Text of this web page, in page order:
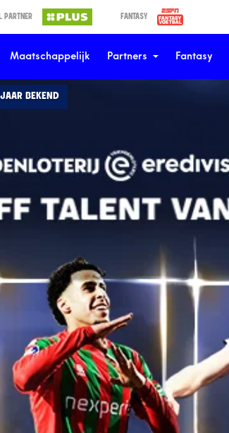
PARTNER FANTASY
Maatschappelijk Partners Fantasy
BEKEND